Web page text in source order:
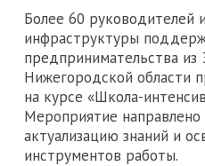
Более 60 руководителей
инфраструктуры
предпринимательства из
Нижегородской области
на курсе «Школа-
Мероприятие
актуализацию знаний и
инструментов работы.